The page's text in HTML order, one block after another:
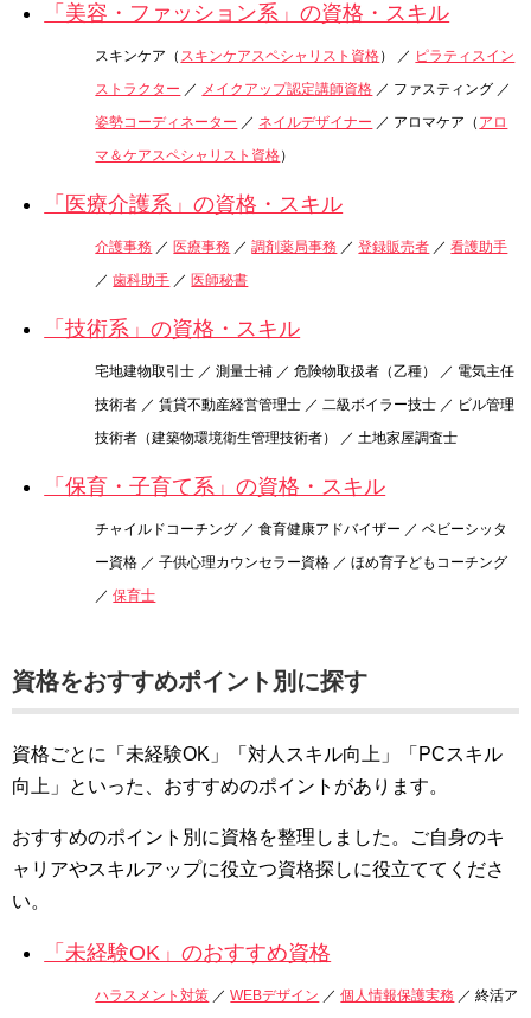
「美容・ファッション系」の資格・スキル
スキンケア（ スキンケアスペシャリスト資格） ／ ピラティスイン
ストラクター ／ メイクアップ認定講師資格 ／ ファスティング ／
姿勢コーディネーター ／ ネイルデザイナー ／ アロマケア（ アロ
マ＆ケアスペシャリスト資格）
「医療介護系」の資格・スキル
介護事務 ／ 医療事務 ／調剤薬局事務 ／登録販売者 ／看護助手
／歯科助手 ／ 医師秘書
「技術系」の資格・スキル
宅地建物取引士 ／ 測量士補 ／ 危険物取扱者（乙種） ／ 電気主任
技術者 ／ 賃貸不動産経営管理士 ／ 二級ボイラー技士 ／ ビル管理
技術者（建築物環境衛生管理技術者） ／ 土地家屋調査士
「保育・子育て系」の資格・スキル
チャイルドコーチング ／ 食育健康アドバイザー ／ ベビーシッタ
ー資格 ／ 子供心理カウンセラー資格 ／ ほめ育子どもコーチング
／保育士
資格をおすすめポイント別に探す
資格ごとに「未経験OK」「対人スキル向上」「PCスキル
向上」といった、おすすめのポイントがあります。
おすすめのポイント別に資格を整理しました。ご自身のキ
ャリアやスキルアップに役立つ資格探しに役立ててくださ
い。
「未経験OK」のおすすめ資格
ハラスメント対策 ／WEBデザイン ／個人情報保護実務 ／ 終活ア